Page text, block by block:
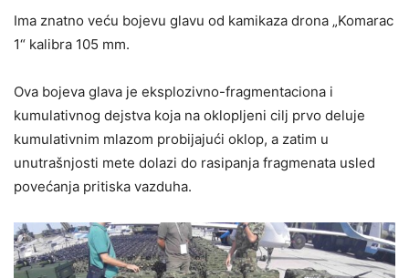
Ima znatno veću bojevu glavu od kamikaza drona „Komarac
1“ kalibra 105 mm.
Ova bojeva glava je eksplozivno-fragmentaciona i
kumulativnog dejstva koja na oklopljeni cilj prvo deluje
kumulativnim mlazom probijajući oklop, a zatim u
unutrašnjosti mete dolazi do rasipanja fragmenata usled
povećanja pritiska vazduha.